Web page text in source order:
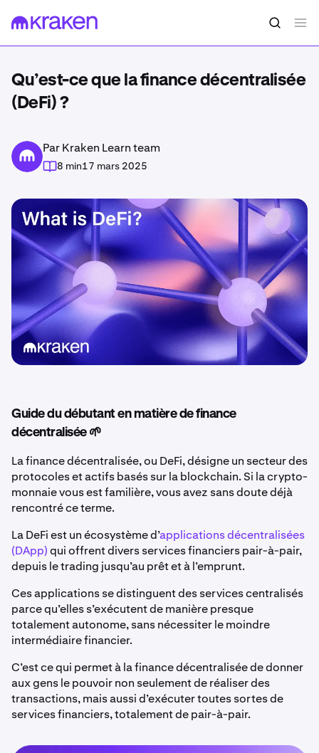
Qu’est-ce que la finance décentralisée
(DeFi) ?
Par Kraken Learn team
8 min17 mars 2025
Guide du débutant en matière de finance
décentralisée 🌱
La finance décentralisée, ou DeFi, désigne un secteur des
protocoles et actifs basés sur la blockchain. Si la crypto-
monnaie vous est familière, vous avez sans doute déjà
rencontré ce terme.
La DeFi est un écosystème d’applications décentralisées
(DApp)qui offrent divers services financiers pair-à-pair,
depuis le trading jusqu’au prêt et à l’emprunt.
Ces applications se distinguent des services centralisés
parce qu’elles s’exécutent de manière presque
totalement autonome, sans nécessiter le moindre
intermédiaire financier.
C’est ce qui permet à la finance décentralisée de donner
aux gens le pouvoir non seulement de réaliser des
transactions, mais aussi d’exécuter toutes sortes de
services financiers, totalement de pair-à-pair.